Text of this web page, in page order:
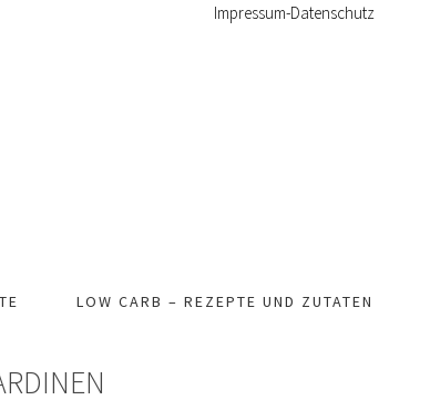
Impressum-Datenschutz
LOW CARB – REZEPTE UND ZUTATEN